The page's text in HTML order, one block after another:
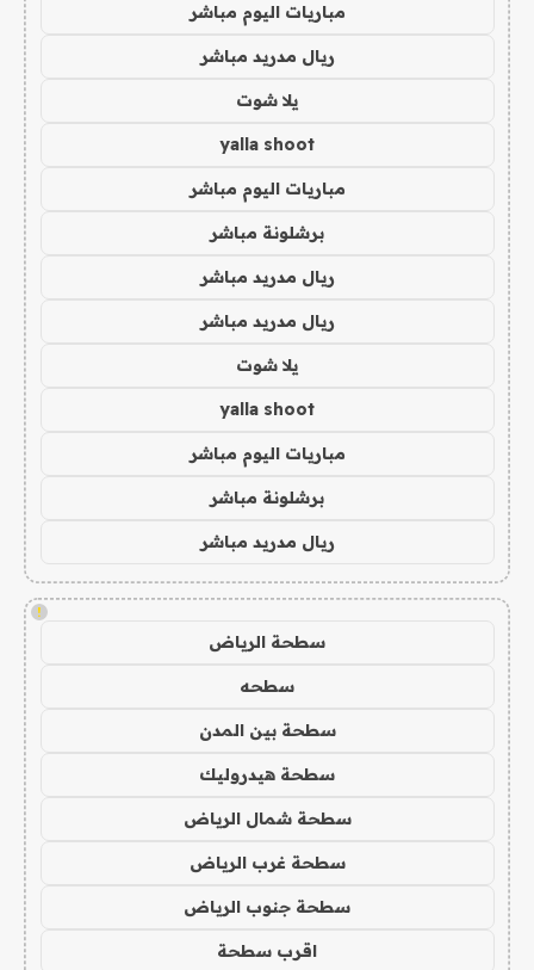
مباريات اليوم مباشر
ريال مدريد مباشر
يلا شوت
yalla shoot
مباريات اليوم مباشر
برشلونة مباشر
ريال مدريد مباشر
ريال مدريد مباشر
يلا شوت
yalla shoot
مباريات اليوم مباشر
برشلونة مباشر
ريال مدريد مباشر
!
سطحة الرياض
سطحه
سطحة بين المدن
سطحة هيدروليك
سطحة شمال الرياض
سطحة غرب الرياض
سطحة جنوب الرياض
اقرب سطحة